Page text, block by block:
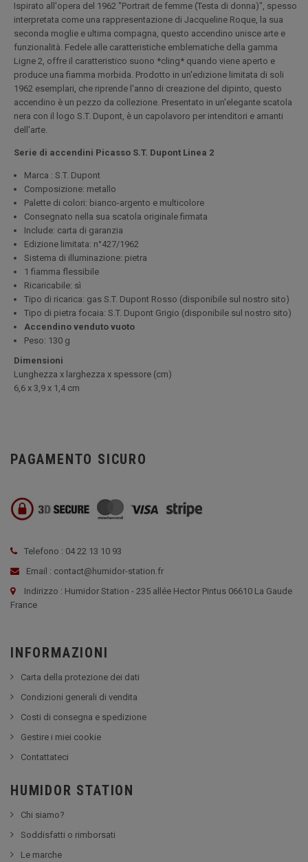
Ispirato all'opera del 1962 "Portrait de femme (Testa di donna)", spesso
interpretata come una rappresentazione di Jacqueline Roque, la sua
seconda moglie e ultima compagna, questo accendino unisce arte e
funzionalità. Fedele alle caratteristiche emblematiche della gamma
Ligne 2, offre il caratteristico suono *cling* quando viene aperto e
produce una fiamma morbida. Prodotto in un'edizione limitata di soli
1962 esemplari, che riprende l'anno di creazione del dipinto, questo
accendino è un pezzo da collezione. Presentato in un'elegante scatola
nera con il logo S.T. Dupont, è un capolavoro per intenditori e amanti
dell'arte.
Serie di accendini Picasso S.T. Dupont Linea 2
Marca : S.T. Dupont
Composizione: metallo
Palette di colori: bianco-argento e multicolore
Consegnato nella sua scatola originale firmata
Include: carta di garanzia
Edizione limitata: n°427/1962
Sistema di illuminazione: pietra
1 fiamma flessibile
Ricaricabile: sì
Tipo di ricarica: gas S.T. Dupont Rosso (disponibile sul nostro sito)
Tipo di pietra focaia: S.T. Dupont Grigio (disponibile sul nostro sito)
Accendino venduto vuoto
Peso: 130 g
Dimensioni
Lunghezza x larghezza x spessore (cm)
6,6 x 3,9 x 1,4 cm
PAGAMENTO SICURO
Telefono : 04 22 13 10 93
Email : contact@humidor-station.fr
Indirizzo : Humidor Station - 235 allée Hector Pintus 06610 La Gaude
France
INFORMAZIONI
Carta della protezione dei dati
Condizioni generali di vendita
Costi di consegna e spedizione
Gestire i miei cookie
Contattateci
HUMIDOR STATION
Chi siamo?
Soddisfatti o rimborsati
Le marche